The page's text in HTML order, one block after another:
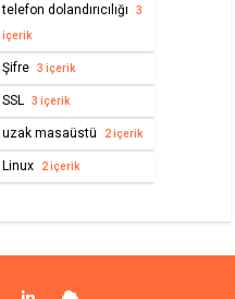
telefon dolandırıcılığı 3
içerik
Şifre 3 içerik
SSL 3 içerik
uzak masaüstü 2 içerik
Linux 2 içerik